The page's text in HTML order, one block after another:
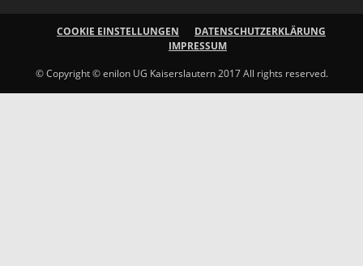
COOKIE EINSTELLUNGEN
DATENSCHUTZERKLÄRUNG
IMPRESSUM
© Copyright © enilon UG Kaiserslautern 2017 All rights reserved.